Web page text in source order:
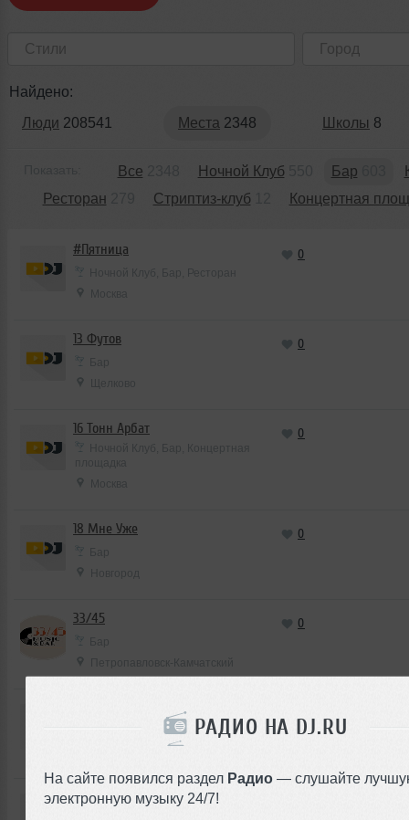
РАДИО НА DJ.RU
На сайте появился раздел Радио — слушайте
электронную музыку 24/7!
Стили Город
Найдено:
Люди 208541 Места 2348 Школы 8
Все Ночной Клуб Бар
Ресторан
Стриптиз-клуб Концертная
#Пятница
Ночной Клуб, Бар, Ресторан
Москва
0
13 Футов
Бар
Щелково
0
16 Тонн Арбат
Ночной Клуб, Бар, Концертная
площадка
Москва
0
18 Мне Уже
Бар
Новгород
0
33/45
Бар
Петропавловск-Камчатский
0
7 Пятниц